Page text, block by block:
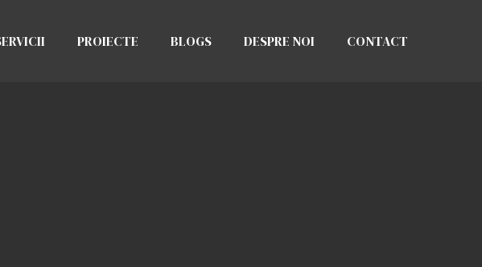
PROIECTE BLOGS DESPRE NOI CONTACT